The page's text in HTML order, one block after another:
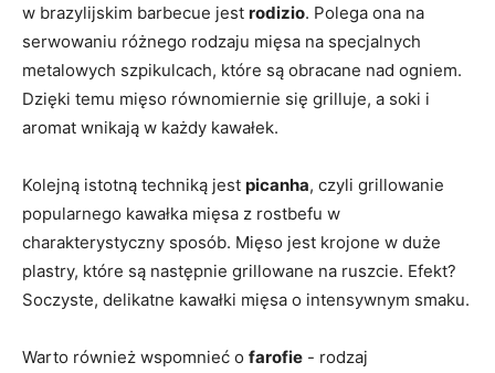
w brazylijskim barbecue jest rodizio. Polega ⁣ona na
serwowaniu ⁣różnego rodzaju mięsa na specjalnych
metalowych szpikulcach,​ które są ⁣obracane nad ogniem.
Dzięki temu mięso równomiernie się grilluje, a soki i
aromat‌ wnikają w każdy kawałek.
Kolejną istotną techniką jest picanha, czyli grillowanie
popularnego kawałka mięsa z rostbefu w
charakterystyczny ⁣sposób. Mięso jest krojone⁢ w duże
plastry, które są ‌następnie grillowane‌ na ruszcie. Efekt?
Soczyste, delikatne kawałki mięsa o intensywnym smaku.
Warto również wspomnieć​ o farofie -​ rodzaj